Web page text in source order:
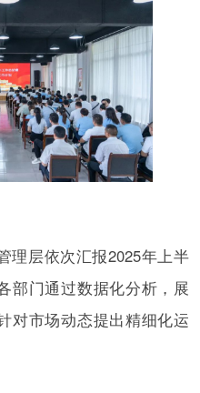
理层依次汇报2025年上半
部门通过数据化分析，展
对市场动态提出精细化运